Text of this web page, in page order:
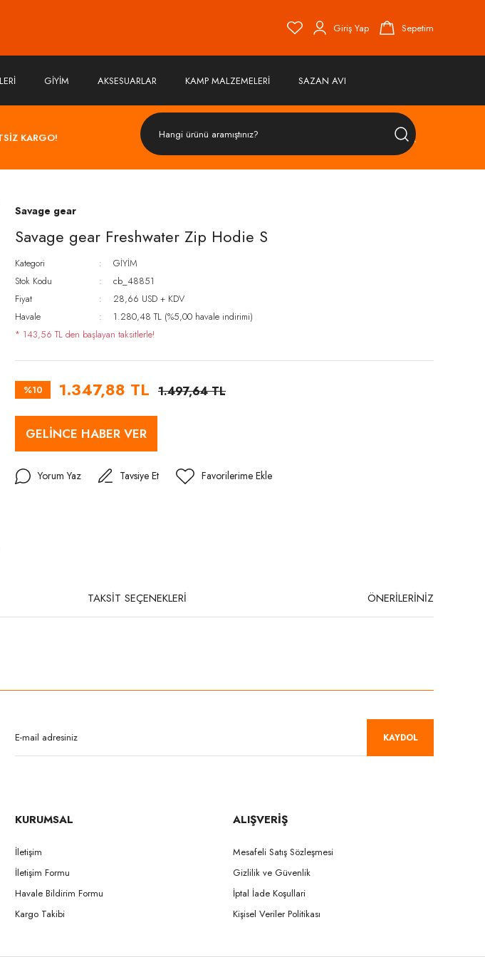
Giriş Yap Sepetim
GİYİM AKSESUARLAR KAMP MALZEMELERİ SAZAN AVI
KARGO!
ÜRÜN
Savage gear
Savage gear Freshwater Zip Hodie S
Kategori
GİYİM
Stok Kodu
cb_48851
Fiyat
28,66 USD + KDV
Havale
1.280,48 TL (%5,00 havale indirimi)
* 143,56 TL den başlayan taksitlerle!
%10 1.347,88 TL 1.497,64 TL
GELİNCE HABER VER
Yorum Yaz Tavsiye Et
TAKSİT SEÇENEKLERİ ÖNERİLERİNİZ
KAYDOL
KURUMSAL
İletişim
İletişim Formu
Havale Bildirim Formu
Kargo Takibi
ALIŞVERİŞ
Mesafeli Satış Sözleşmesi
Gizlilik ve Güvenlik
İptal İade Koşullari
Kişisel Veriler Politikası